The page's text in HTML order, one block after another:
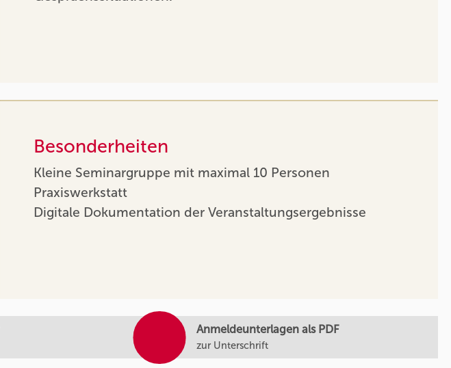
Anmeldeunterlagen als PDF
zur Unterschrift
Besonderheiten
Kleine Seminargruppe mit maximal 10 Personen
Praxiswerkstatt
Digitale Dokumentation der Veranstaltungsergebnisse